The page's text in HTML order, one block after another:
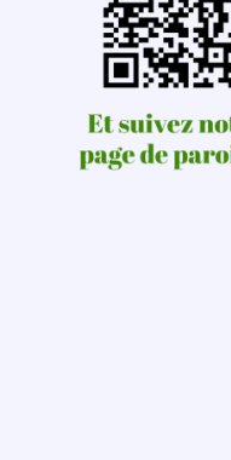
à Lourdes – Avril
!